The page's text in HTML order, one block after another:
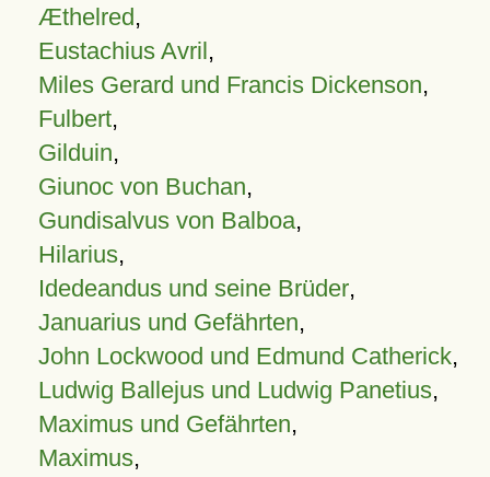
Æthelred,
Eustachius Avril,
Miles Gerard und Francis Dickenson,
Fulbert,
Gilduin,
Giunoc von Buchan,
Gundisalvus von Balboa,
Hilarius,
Idedeandus und seine Brüder,
Januarius und Gefährten,
John Lockwood und Edmund Catherick,
Ludwig Ballejus und Ludwig Panetius,
Maximus und Gefährten,
Maximus,